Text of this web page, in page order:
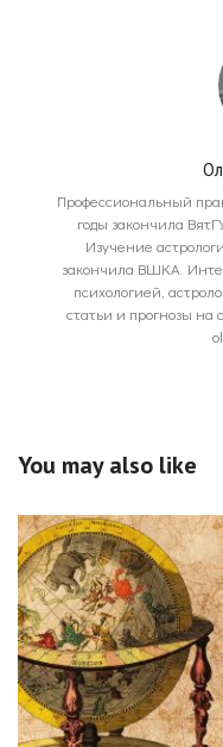
Профессиональный
годы закончила
Изучение
закончила ВШКА.
психологией,
статьи и прогнозы на
You may also like